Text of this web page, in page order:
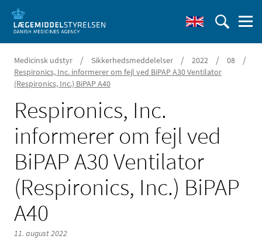
Medicinsk udstyr / Sikkerhedsmeddelelser / 2022 / 08 /
Respironics, Inc. informerer om fejl ved BiPAP A30 Ventilator
(Respironics, Inc.) BiPAP A40
Respironics, Inc.
informerer om fejl ved
BiPAP A30 Ventilator
(Respironics, Inc.) BiPAP
A40
11. august 2022